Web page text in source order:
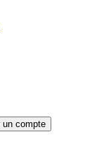
un compte